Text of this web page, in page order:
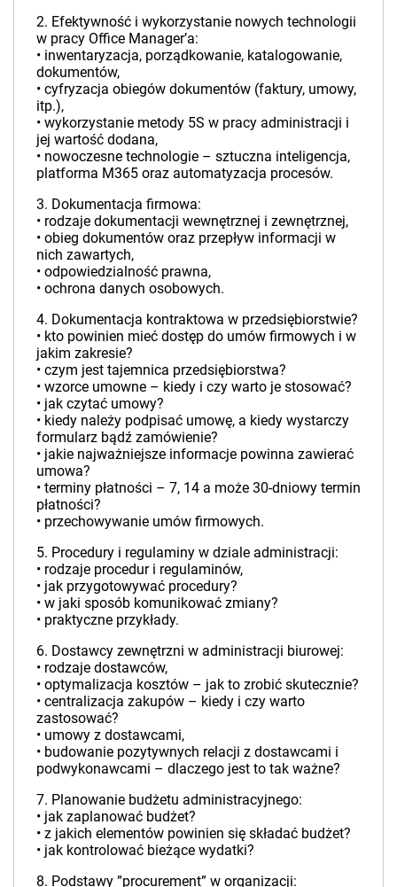
2. Efektywność i wykorzystanie nowych technologii
w pracy Office Manager’a:
• inwentaryzacja, porządkowanie, katalogowanie,
dokumentów,
• cyfryzacja obiegów dokumentów (faktury, umowy,
itp.),
• wykorzystanie metody 5S w pracy administracji i
jej wartość dodana,
• nowoczesne technologie – sztuczna inteligencja,
platforma M365 oraz automatyzacja procesów.
3. Dokumentacja firmowa:
• rodzaje dokumentacji wewnętrznej i zewnętrznej,
• obieg dokumentów oraz przepływ informacji w
nich zawartych,
• odpowiedzialność prawna,
• ochrona danych osobowych.
4. Dokumentacja kontraktowa w przedsiębiorstwie?
• kto powinien mieć dostęp do umów firmowych i w
jakim zakresie?
• czym jest tajemnica przedsiębiorstwa?
• wzorce umowne – kiedy i czy warto je stosować?
• jak czytać umowy?
• kiedy należy podpisać umowę, a kiedy wystarczy
formularz bądź zamówienie?
• jakie najważniejsze informacje powinna zawierać
umowa?
• terminy płatności – 7, 14 a może 30-dniowy termin
płatności?
• przechowywanie umów firmowych.
5. Procedury i regulaminy w dziale administracji:
• rodzaje procedur i regulaminów,
• jak przygotowywać procedury?
• w jaki sposób komunikować zmiany?
• praktyczne przykłady.
6. Dostawcy zewnętrzni w administracji biurowej:
• rodzaje dostawców,
• optymalizacja kosztów – jak to zrobić skutecznie?
• centralizacja zakupów – kiedy i czy warto
zastosować?
• umowy z dostawcami,
• budowanie pozytywnych relacji z dostawcami i
podwykonawcami – dlaczego jest to tak ważne?
7. Planowanie budżetu administracyjnego:
• jak zaplanować budżet?
• z jakich elementów powinien się składać budżet?
• jak kontrolować bieżące wydatki?
8. Podstawy ”procurement” w organizacji: